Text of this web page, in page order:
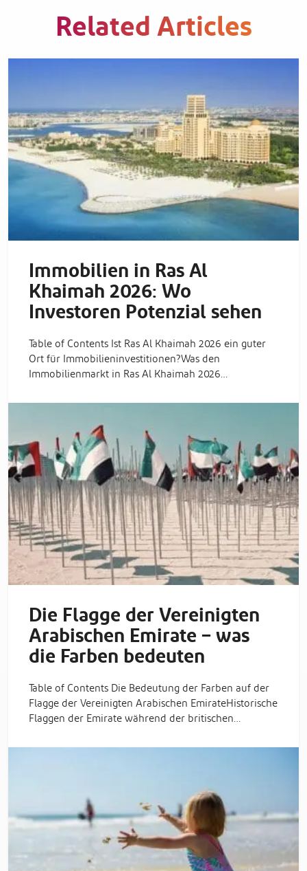
Related Articles
Immobilien in Ras Al
Khaimah 2026: Wo
Investoren Potenzial sehen
Table of Contents Ist Ras Al Khaimah 2026 ein guter
Ort für Immobilieninvestitionen?Was den
Immobilienmarkt in Ras Al Khaimah 2026…
Die Flagge der Vereinigten
Arabischen Emirate – was
die Farben bedeuten
Table of Contents Die Bedeutung der Farben auf der
Flagge der Vereinigten Arabischen EmirateHistorische
Flaggen der Emirate während der britischen…